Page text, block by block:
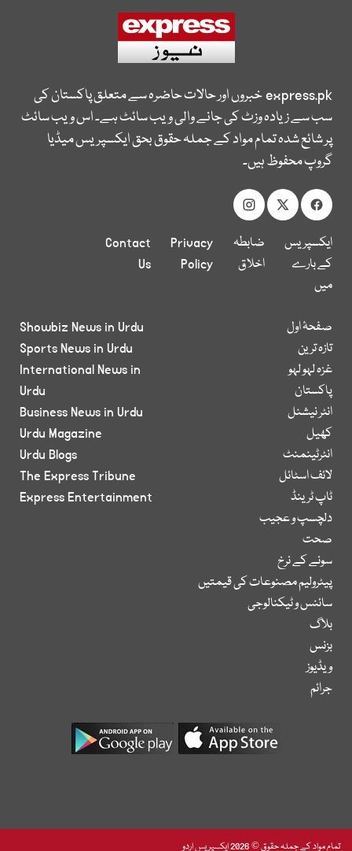
express.pkخبروں اور حالات حاضرہ سے متعلق پاکستان کی
سب سے زیادہ وزٹ کی جانے والی ویب سائٹ ہے۔ اس ویب سائٹ
پر شائع شدہ تمام مواد کے جملہ حقوق بحق ایکسپریس میڈیا
گروپ محفوظ ہیں۔
ایکسپریس
کے بارے
میں
ضابطہ
اخلاق
Privacy
Policy
Contact
Us
صفحۂ اول
تازہ ترین
غزہ لہو لہو
پاکستان
انٹر نیشنل
کھیل
انٹرٹینمنٹ
لائف اسٹائل
ٹاپ ٹرینڈ
دلچسپ و عجیب
صحت
سونے کے نرخ
پیٹرولیم مصنوعات کی قیمتیں
سائنس و ٹیکنالوجی
بلاگ
بزنس
ویڈیوز
جرائم
Showbiz News in Urdu
Sports News in Urdu
International News in
Urdu
Business News in Urdu
Urdu Magazine
Urdu Blogs
The Express Tribune
Express Entertainment
تمام مواد کے جملہ حقوق © 2026 ایکسپریس اردو